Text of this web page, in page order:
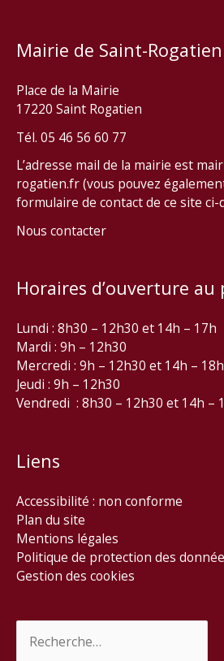
Mairie de Saint-Rogatien
Place de la Mairie
17220 Saint Rogatien
Tél. 05 46 56 60 77
L’adresse mail de la mairie est
rogatien.fr (vous pouvez
formulaire de contact de ce site ci-
Nous contacter
Horaires d’ouverture au
Lundi : 8h30 – 12h30 et 14h – 17h
Mardi : 9h – 12h30
Mercredi : 9h – 12h30 et 14h – 18h
Jeudi : 9h – 12h30
Vendredi : 8h30 – 12h30 et 14h –
Liens
Accessibilité : non conforme
Plan du site
Mentions légales
Politique de protection des
Gestion des cookies